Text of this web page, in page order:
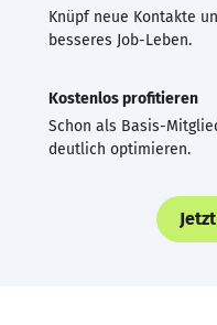
Knüpf neue Kontakte
besseres Job-Leben.
Kostenlos profitieren
Schon als Basis-
deutlich optimieren.